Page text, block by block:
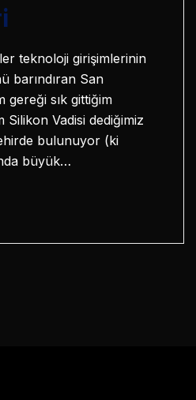
teknoloji girişimlerinin
barındıran San
gereği sık gittiğim
Silikon Vadisi dediğimiz
bulunuyor (ki
büyük…